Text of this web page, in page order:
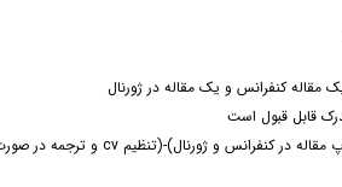
مقاله کنفرانس و یک مقاله در ژورنال
قابل قبول است